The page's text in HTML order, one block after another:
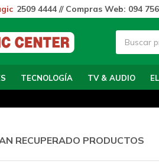
TECNOLOGÍA TV & AUDIO
2509 4444 // Compras Web: 094
RECUPERADO PRODUCTOS